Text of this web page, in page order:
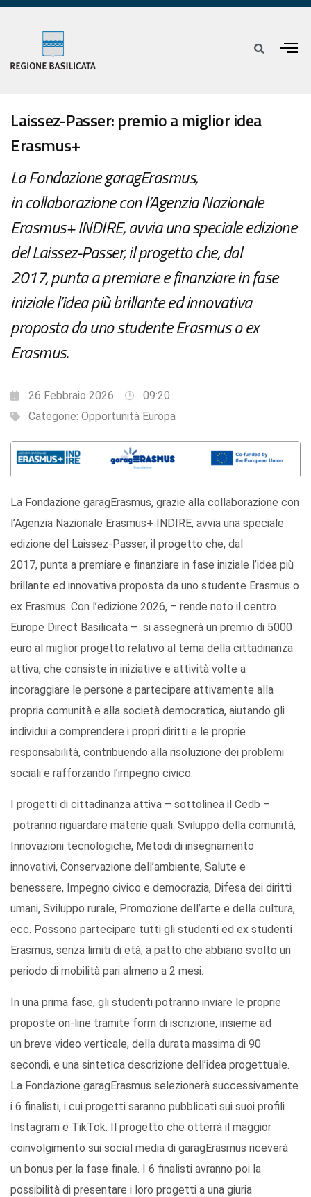
Laissez-Passer: premio a miglior idea
Erasmus+
La Fondazione garagErasmus,
in collaborazione con l’Agenzia Nazionale
Erasmus+ INDIRE, avvia una speciale edizione
del Laissez-Passer, il progetto che, dal
2017, punta a premiare e finanziare in fase
iniziale l’idea più brillante ed innovativa
proposta da uno studente Erasmus o ex
Erasmus.
26 Febbraio 2026
09:20
Categorie: Opportunità Europa
La Fondazione garagErasmus, grazie alla collaborazione con
l’Agenzia Nazionale Erasmus+ INDIRE, avvia una speciale
edizione del Laissez-Passer, il progetto che, dal
2017, punta a premiare e finanziare in fase iniziale l’idea più
brillante ed innovativa proposta da uno studente Erasmus o
ex Erasmus. Con l’edizione 2026, – rende noto il centro
Europe Direct Basilicata – si assegnerà un premio di 5000
euro al miglior progetto relativo al tema della cittadinanza
attiva, che consiste in iniziative e attività volte a
incoraggiare le persone a partecipare attivamente alla
propria comunità e alla società democratica, aiutando gli
individui a comprendere i propri diritti e le proprie
responsabilità, contribuendo alla risoluzione dei problemi
sociali e rafforzando l’impegno civico.
I progetti di cittadinanza attiva – sottolinea il Cedb –
potranno riguardare materie quali: Sviluppo della comunità,
Innovazioni tecnologiche, Metodi di insegnamento
innovativi, Conservazione dell’ambiente, Salute e
benessere, Impegno civico e democrazia, Difesa dei diritti
umani, Sviluppo rurale, Promozione dell’arte e della cultura,
ecc. Possono partecipare tutti gli studenti ed ex studenti
Erasmus, senza limiti di età, a patto che abbiano svolto un
periodo di mobilità pari almeno a 2 mesi.
In una prima fase, gli studenti potranno inviare le proprie
proposte on-line tramite form di iscrizione, insieme ad
un breve video verticale, della durata massima di 90
secondi, e una sintetica descrizione dell’idea progettuale.
La Fondazione garagErasmus selezionerà successivamente
i 6 finalisti, i cui progetti saranno pubblicati sui suoi profili
Instagram e TikTok. Il progetto che otterrà il maggior
coinvolgimento sui social media di garagErasmus riceverà
un bonus per la fase finale. I 6 finalisti avranno poi la
possibilità di presentare i loro progetti a una giuria